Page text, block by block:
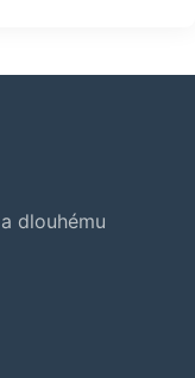
dlouhému